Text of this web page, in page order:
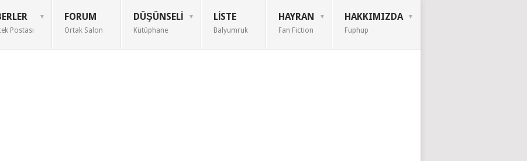
Postası
FORUM
Ortak Salon
DÜŞÜNSELI
Kütüphane
LISTE
Balyumruk
HAYRAN
Fan Fiction
HAKKIMIZDA
Fuphup